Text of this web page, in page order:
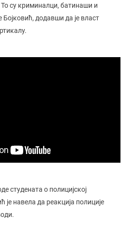
То су криминалци, батинаши и
Бојковић, додавши да је власт
студената о полицијској
је навела да реакција полиције